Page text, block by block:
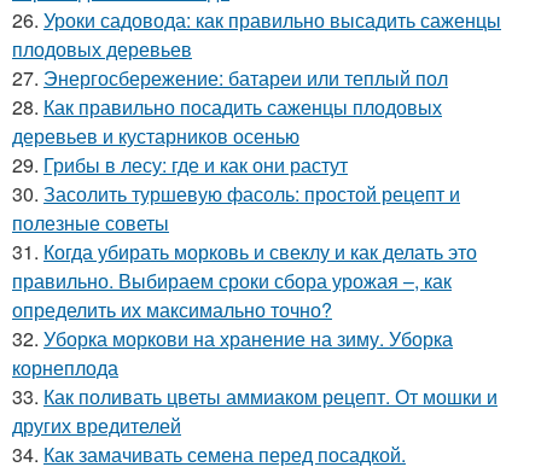
26. Уроки садовода: как правильно высадить саженцы
плодовых деревьев
27. Энергосбережение: батареи или теплый пол
28. Как правильно посадить саженцы плодовых
деревьев и кустарников осенью
29. Грибы в лесу: где и как они растут
30. Засолить туршевую фасоль: простой рецепт и
полезные советы
31. Когда убирать морковь и свеклу и как делать это
правильно. Выбираем сроки сбора урожая –, как
определить их максимально точно?
32. Уборка моркови на хранение на зиму. Уборка
корнеплода
33. Как поливать цветы аммиаком рецепт. От мошки и
других вредителей
34. Как замачивать семена перед посадкой.